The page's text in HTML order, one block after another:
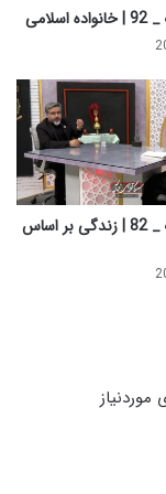
بربال ملائک _ 82 | زندگی بر اساس